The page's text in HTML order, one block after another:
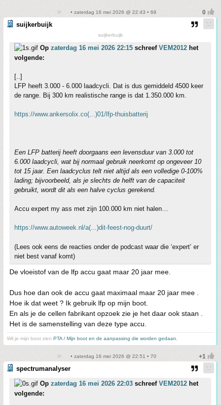
• zaterdag 16 mei 2026 @ 22:43 • 69
suijkerbuijk
suijkerbuijk
Op zaterdag 16 mei 2026 22:15 schreef VEM2012 het
volgende:
[..]
LFP heeft 3.000 - 6.000 laadcycli. Dat is dus gemiddeld 4500 keer
de range. Bij 300 km realistische range is dat 1.350.000 km.
https://www.ankersolix.co(...)01/lfp-thuisbatterij
Een LFP batterij heeft doorgaans een levensduur van 3.000 tot
6.000 laadcycli, wat bij normaal gebruik neerkomt op ongeveer 10
tot 15 jaar. Een laadcyclus telt niet altijd als een volledige 0-100%
lading; bijvoorbeeld, als je slechts de helft van de capaciteit
gebruikt, wordt dit als een halve cyclus gerekend.
Accu expert my ass met zijn 100.000 km niet halen…
https://www.autoweek.nl/a(...)dit-feest-nog-duurt/
(Lees ook eens de reacties onder de podcast waar die ‘expert’ er
niet best vanaf komt)
De vloeistof van de lfp accu gaat maar 20 jaar mee.
Dus hoe dan ook de accu gaat maximaal maar 20 jaar mee .
Hoe ik dat weet ? Ik gebruik lfp op mijn boot.
En als je de cellen fabrikant opzoek zie je het daar ook staan .
Het is de samenstelling van deze type accu.
Wil je mijn boot zien PTA / Mijn boot en de aanpassing die worden gedaan.
• zaterdag 16 mei 2026 @ 22:51 • 70
spectrumanalyser
Op zaterdag 16 mei 2026 22:03 schreef VEM2012 het
volgende: